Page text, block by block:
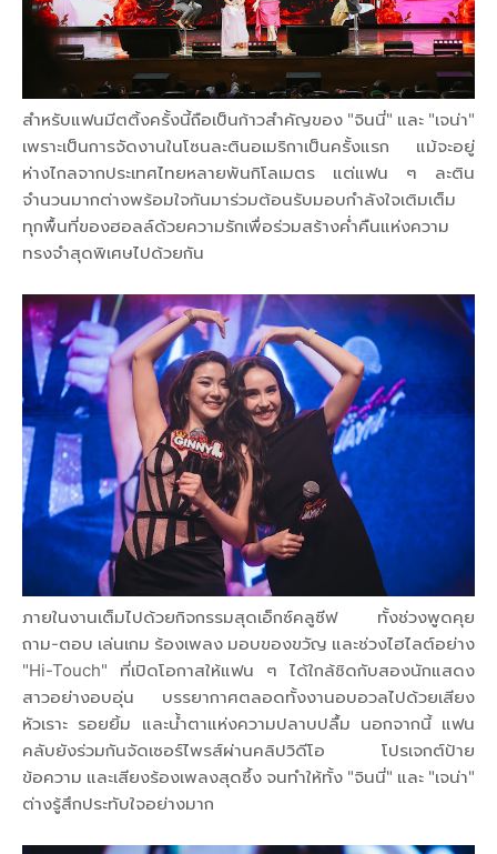
สำหรับแฟนมีตติ้งครั้งนี้ถือเป็นก้าวสำคัญของ "จินนี่" และ "เจน่า"
เพราะเป็นการจัดงานในโซนละตินอเมริกาเป็นครั้งแรก แม้จะอยู่
ห่างไกลจากประเทศไทยหลายพันกิโลเมตร แต่แฟน ๆ ละติน
จำนวนมากต่างพร้อมใจกันมาร่วมต้อนรับมอบกำลังใจเติมเต็ม
ทุกพื้นที่ของฮอลล์ด้วยความรักเพื่อร่วมสร้างค่ำคืนแห่งความ
ทรงจำสุดพิเศษไปด้วยกัน
ภายในงานเต็มไปด้วยกิจกรรมสุดเอ็กซ์คลูซีฟ ทั้งช่วงพูดคุย
ถาม-ตอบ เล่นเกม ร้องเพลง มอบของขวัญ และช่วงไฮไลต์อย่าง
"Hi-Touch" ที่เปิดโอกาสให้แฟน ๆ ได้ใกล้ชิดกับสองนักแสดง
สาวอย่างอบอุ่น บรรยากาศตลอดทั้งงานอบอวลไปด้วยเสียง
หัวเราะ รอยยิ้ม และน้ำตาแห่งความปลาบปลื้ม นอกจากนี้ แฟน
คลับยังร่วมกันจัดเซอร์ไพรส์ผ่านคลิปวิดีโอ โปรเจกต์ป้าย
ข้อความ และเสียงร้องเพลงสุดซึ้ง จนทำให้ทั้ง "จินนี่" และ "เจน่า"
ต่างรู้สึกประทับใจอย่างมาก